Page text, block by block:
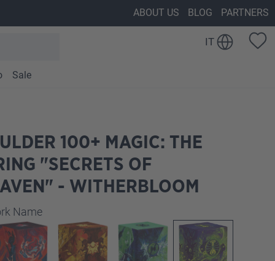
ABOUT US BLOG PARTNERS
IT
Sale
100+ MAGIC: THE
"SECRETS OF
- WITHERBLOOM
Name